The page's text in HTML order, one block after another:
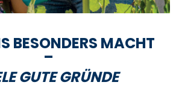
BESONDERS MACHT
–
GUTE GRÜNDE